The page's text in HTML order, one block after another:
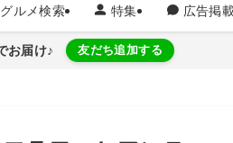
グルメ検索 特集 広告掲
お届け♪ 友だち追加する